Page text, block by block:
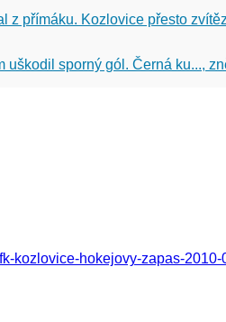
z přímáku. Kozlovice přesto
uškodil sporný gól. Černá ku...,